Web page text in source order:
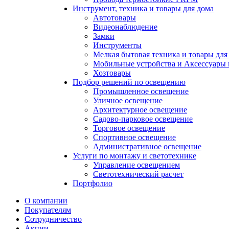
Инструмент, техника и товары для дома
Автотовары
Видеонаблюдение
Замки
Инструменты
Мелкая бытовая техника и товары для
Мобильные устройства и Аксессуары
Хозтовары
Подбор решений по освещению
Промышленное освещение
Уличное освещение
Архитектурное освещение
Садово-парковое освещение
Торговое освещение
Спортивное освещение
Административное освещение
Услуги по монтажу и светотехнике
Управление освещением
Светотехнический расчет
Портфолио
О компании
Покупателям
Сотрудничество